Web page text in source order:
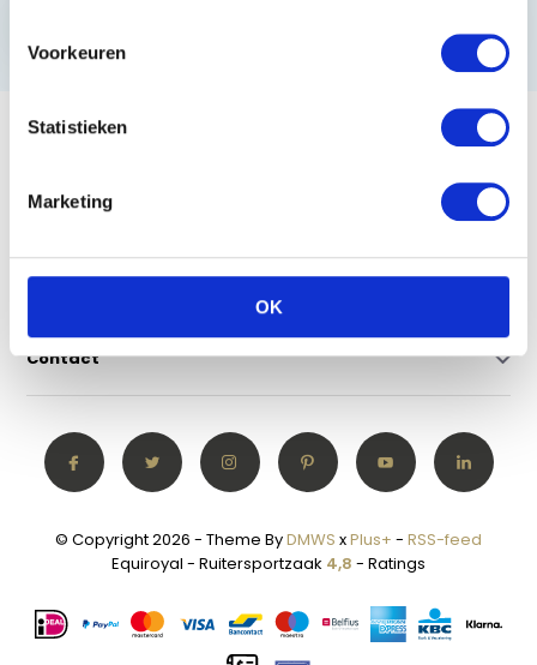
Voorkeuren
Statistieken
Marketing
OK
* Lees hier de wettelijke beperkingen
Klantenservice
Mijn account
Categorieën
Contact
© Copyright 2026 - Theme ByDMWS xPlus+ - RSS-feed
Equiroyal - Ruitersportzaak 4,8 - Ratings